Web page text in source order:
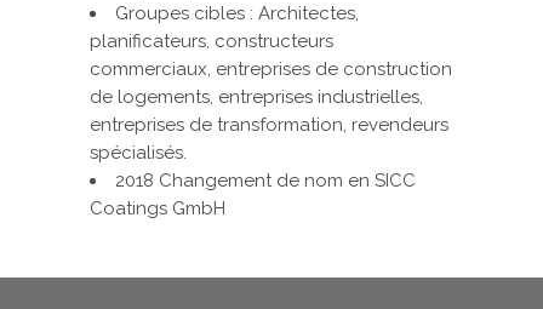
Groupes cibles : Architectes,
planificateurs, constructeurs
commerciaux, entreprises de construction
de logements, entreprises industrielles,
entreprises de transformation, revendeurs
spécialisés.
2018 Changement de nom en SICC
Coatings GmbH